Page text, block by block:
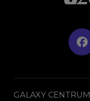
GALAXY CENTRUM